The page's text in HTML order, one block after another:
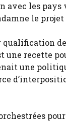
avec les
le
une recette
une